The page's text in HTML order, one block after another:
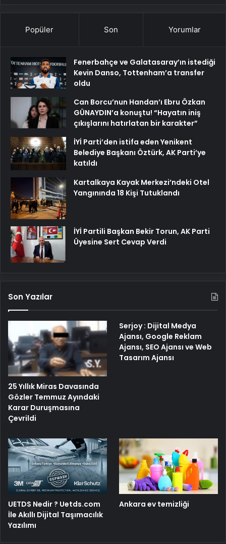
Popüler Son Yorumlar
Fenerbahçe ve Galatasaray’ın istediği
Kevin Danso, Tottenham’a transfer
oldu
Can Borcu’nun Handan’ı Ebru Özkan
GÜNAYDIN’a konuştu! “Hayatın iniş
çıkışlarını hatırlatan bir karakter”
İYİ Parti’den istifa eden Yenikent
Belediye Başkanı Öztürk, AK Parti’ye
katıldı
Kartalkaya Kayak Merkezi’ndeki Otel
Yangınında 18 Kişi Tutuklandı
İYİ Partili Başkan Bekir Torun, AK Parti
Üyesine Sert Cevap Verdi
Son Yazılar
25 Yıllık Miras Davasında
Gözler Temmuz Ayındaki
Karar Duruşmasına
Çevrildi
Serjoy : Dijital Medya
Ajansı, Google Reklam
Ajansı, SEO Ajansı ve Web
Tasarım Ajansı
UETDS Nedir ? Uetds.com
İle Akıllı Dijital Taşımacılık
Yazılımı
Ankara ev temizliği